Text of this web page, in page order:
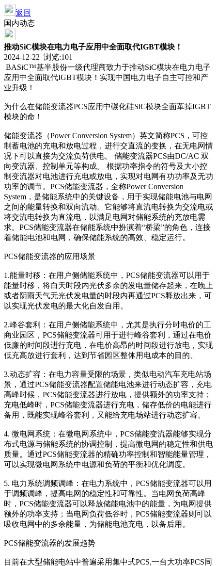
返回
国内动态
推动SiC模块在电力电子应用中全面取代IGBT模块！
2024-12-22 浏览:101
BASiC™基半股份一级代理商致力于推动SiC模块在电力电子
应用中全面取代IGBT模块！实现中国电力电子自主可控和产
业升级！
为什么在储能变流器PCS应用中碳化硅SiC模块全面革掉IGBT
模块的命！
储能变流器（Power Conversion System）英文简称PCS，可控
制蓄电池的充电和放电过程，进行交直流的变换，在无电网情
况下可以直接为交流负荷供电。 储能变流器PCS由DC/AC 双
向变流器、控制单元等构成。 根据功率指令的符号及大小控
制变流器对电池进行充电或放电，实现对电网有功功率及无功
功率的调节。PCS储能变流器，全称Power Conversion
System，是储能系统中的关键设备，用于实现储能电池与电网
之间的能量转换和双向流动。它能够将直流电转换为交流电或
将交流电转换为直流电，以满足电网对储能系统的充放电需
求。PCS储能变流器在储能系统中扮演着“桥梁”的角色，连接
着储能电池和电网，确保储能系统的高效、稳定运行。
PCS储能变流器的应用场景
1.能量时移：在用户侧储能系统中，PCS储能变流器可以用于
能量时移，将白天时段内光伏多余的发电量储存起来，在晚上
或者阴雨天气无光伏发电量的时段内再通过PCS释放出来，可
以实现光伏发电的最大化自发自用。
2.峰谷套利：在用户侧储能系统中，尤其是执行分时电价的工
商业园区，PCS储能变流器可用于进行峰谷套利，通过在电价
低廉的时间段进行充电，在电价高昂的时间段进行放电，实现
低充高放进行套利，达到节省园区整体用电成本的目的。
3.动态扩容：在电力容量受限的场景，类似电动汽车充电站场
景，通过PCS储能变流器配置储能电池来进行动态扩容，充电
高峰时候，PCS储能变流器进行放电，提供额外的功率支持；
充电低峰时，PCS储能变流器进行充电，储存低价的电能进行
备用，既能实现峰谷套利，又能给充电场站进行动态扩容。
4. 微电网系统：在微电网系统中，PCS储能变流器能够实现分
布式电源与储能系统的协调控制，提高微电网的稳定性和供电
质量。通过PCS储能变流器的精确功率控制和智能能量管理，
可以实现微电网系统中电源和负荷的平衡和优化调度。
5. 电力系统调频调峰：在电力系统中，PCS储能变流器可以用
于调频调峰，提高电网的稳定性和可靠性。当电网负荷高峰
时，PCS储能变流器可以释放储能电池中的能量，为电网提供
额外的功率支持；当电网负荷低谷时，PCS储能变流器则可以
吸收电网中的多余能量，为储能电池充电，以备后用。
PCS储能变流器的发展趋势
目前在大型储能电站中普遍采用集中式PCS,一台大功率PCS同